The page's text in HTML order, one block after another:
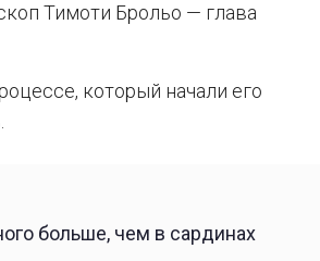
Тимоти Брольо — глава
который начали его
больше, чем в сардинах